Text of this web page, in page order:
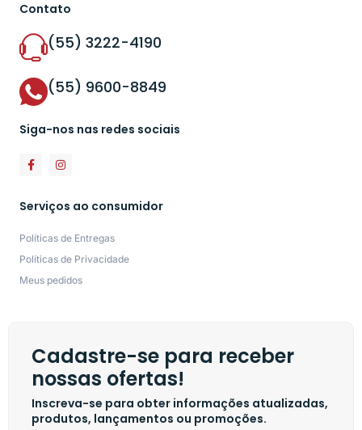
Contato
(55) 3222-4190
(55) 9600-8849
Siga-nos nas redes sociais
Serviços ao consumidor
Políticas de Entregas
Políticas de Privacidade
Meus pedidos
Cadastre-se para receber
nossas ofertas!
Inscreva-se para obter informações atualizadas,
produtos, lançamentos ou promoções.